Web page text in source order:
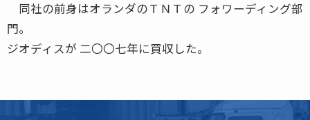
同社の前身はオランダのＴＮＴの フォワーディング部
門。
ジオディスが 二〇〇七年に買収した。